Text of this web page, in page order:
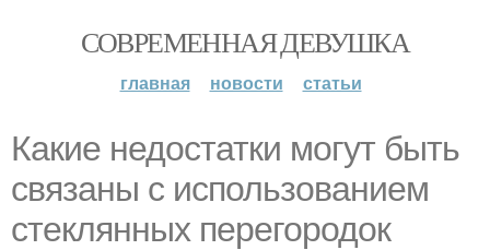
СОВРЕМЕННАЯ ДЕВУШКА
главная новости статьи
Какие недостатки могут быть
связаны с использованием
стеклянных перегородок